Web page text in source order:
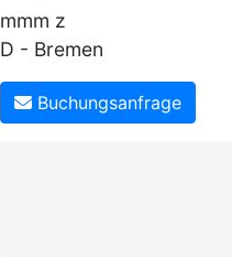
mmm z
D - Bremen
Buchungsanfrage